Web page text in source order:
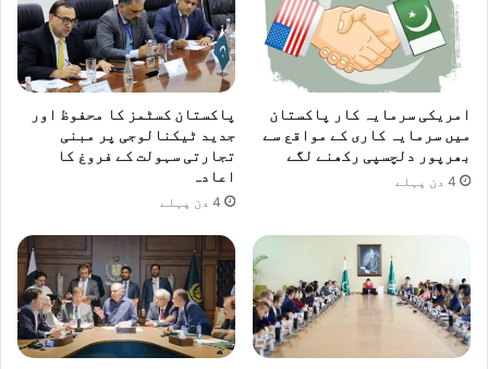
امریکی سرمایہ کار پاکستان
میں سرمایہ کاری کے مواقع سے
بھرپور دلچسپی رکھنے لگے
4 دن پہلے
پاکستان کسٹمز کا محفوظ اور
جدید ٹیکنالوجی پر مبنی
تجارتی سہولت کے فروغ کا
اعادہ
4 دن پہلے